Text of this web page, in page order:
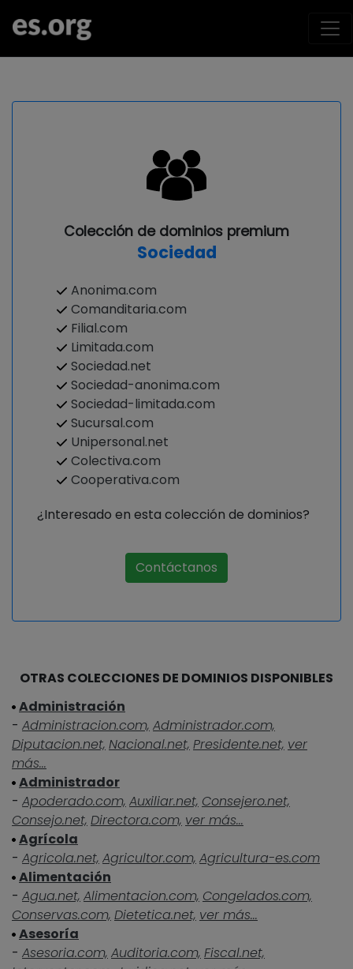
Colección de dominios premium
Sociedad
Anonima.com
Comanditaria.com
Filial.com
Limitada.com
Sociedad.net
Sociedad-anonima.com
Sociedad-limitada.com
Sucursal.com
Unipersonal.net
Colectiva.com
Cooperativa.com
¿Interesado en esta colección de dominios?
Contáctanos
OTRAS COLECCIONES DE DOMINIOS DISPONIBLES
Administración
- Administracion.com, Administrador.com,
Diputacion.net, Nacional.net, Presidente.net, ver
más...
Administrador
- Apoderado.com, Auxiliar.net, Consejero.net,
Consejo.net, Directora.com, ver más...
Agrícola
- Agricola.net, Agricultor.com, Agricultura-es.com
Alimentación
- Agua.net, Alimentacion.com, Congelados.com,
Conservas.com, Dietetica.net, ver más...
Asesoría
- Asesoria.com, Auditoria.com, Fiscal.net,